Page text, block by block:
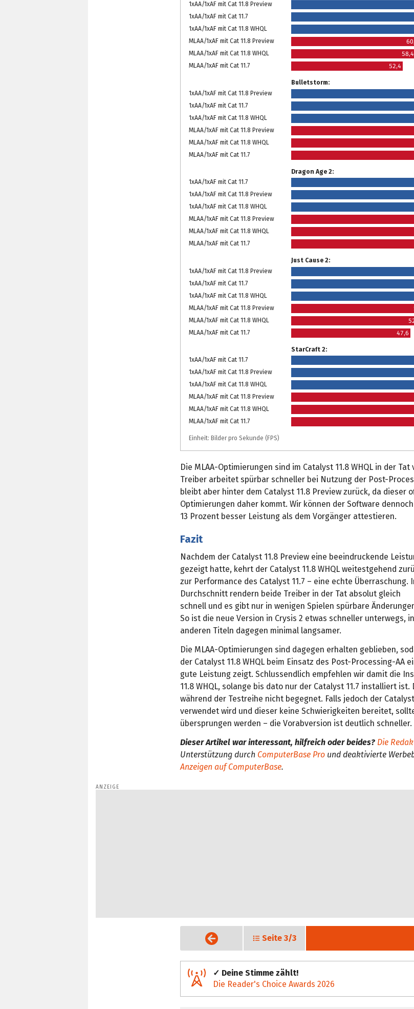
1xAA/1xAF mit Cat 11.8 Preview
1xAA/1xAF mit Cat 11.7
1xAA/1xAF mit Cat 11.8 WHQL
MLAA/1xAF mit Cat 11.8 Preview
MLAA/1xAF mit Cat 11.8 WHQL
58,4
MLAA/1xAF mit Cat 11.7
52,4
Bulletstorm:
1xAA/1xAF mit Cat 11.8 Preview
1xAA/1xAF mit Cat 11.7
1xAA/1xAF mit Cat 11.8 WHQL
MLAA/1xAF mit Cat 11.8 Preview
MLAA/1xAF mit Cat 11.8 WHQL
MLAA/1xAF mit Cat 11.7
Dragon Age 2:
1xAA/1xAF mit Cat 11.7
1xAA/1xAF mit Cat 11.8 Preview
1xAA/1xAF mit Cat 11.8 WHQL
MLAA/1xAF mit Cat 11.8 Preview
MLAA/1xAF mit Cat 11.8 WHQL
MLAA/1xAF mit Cat 11.7
Just Cause 2:
1xAA/1xAF mit Cat 11.8 Preview
1xAA/1xAF mit Cat 11.7
1xAA/1xAF mit Cat 11.8 WHQL
MLAA/1xAF mit Cat 11.8 Preview
MLAA/1xAF mit Cat 11.8 WHQL
MLAA/1xAF mit Cat 11.7
47,6
StarCraft 2:
1xAA/1xAF mit Cat 11.7
1xAA/1xAF mit Cat 11.8 Preview
1xAA/1xAF mit Cat 11.8 WHQL
MLAA/1xAF mit Cat 11.8 Preview
MLAA/1xAF mit Cat 11.8 WHQL
MLAA/1xAF mit Cat 11.7
Einheit: Bilder pro Sekunde (FPS)
Die MLAA-Optimierungen sind im Catalyst 11.8 WHQL in der
Treiber arbeitet spürbar schneller bei Nutzung der Post-
bleibt aber hinter dem Catalyst 11.8 Preview zurück, da dieser
Optimierungen daher kommt. Wir können der Software
13 Prozent besser Leistung als dem Vorgänger attestieren.
Fazit
Nachdem der Catalyst 11.8 Preview eine beeindruckende
gezeigt hatte, kehrt der Catalyst 11.8 WHQL weitestgehend
zur Performance des Catalyst 11.7 – eine echte Überraschung.
Durchschnitt rendern beide Treiber in der Tat absolut gleich
schnell und es gibt nur in wenigen Spielen spürbare
So ist die neue Version in Crysis 2 etwas schneller unterwegs, in
anderen Titeln dagegen minimal langsamer.
Die MLAA-Optimierungen sind dagegen erhalten geblieben,
der Catalyst 11.8 WHQL beim Einsatz des Post-Processing-AA
gute Leistung zeigt. Schlussendlich empfehlen wir damit die
11.8 WHQL, solange bis dato nur der Catalyst 11.7 installiert ist.
während der Testreihe nicht begegnet. Falls jedoch der
verwendet wird und dieser keine Schwierigkeiten bereitet,
übersprungen werden – die Vorabversion ist deutlich schneller.
Dieser Artikel war interessant, hilfreich oder beides? Die
Unterstützung durch ComputerBase Pro und deaktivierte
Anzeigen auf ComputerBase.
Vorige Seite Seite 3/3
✓ Deine Stimme zählt!
Die Reader's Choice Awards 2026